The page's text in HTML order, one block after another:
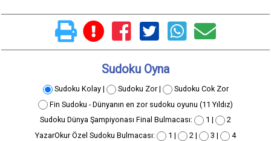
Sudoku Oyna
Sudoku Kolay | Sudoku Zor |
Sudoku Cok Zor
Fin Sudoku - Dünyanın en zor sudoku oyunu (11 Yıldız)
Sudoku Dünya Şampiyonası Final Bulmacası:
1 |
2
YazarOkur Özel Sudoku Bulmacası:
1 | 2 | 3 | 4